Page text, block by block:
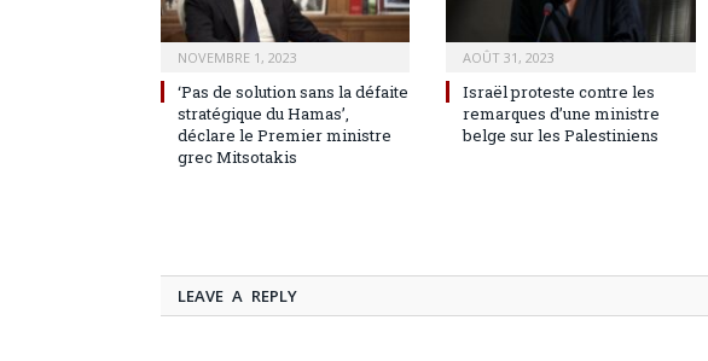
NOVEMBRE 1, 2023
‘Pas de solution sans la défaite
stratégique du Hamas’,
déclare le Premier ministre
grec Mitsotakis
AOÛT 31, 2023
Israël proteste contre les
remarques d’une ministre
belge sur les Palestiniens
LEAVE A REPLY